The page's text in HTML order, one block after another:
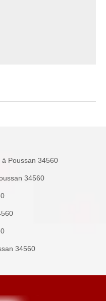
Poussan 34560
34560
34560